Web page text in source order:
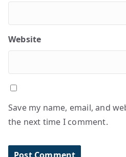
Website
Save my name, email, and
the next time I comment.